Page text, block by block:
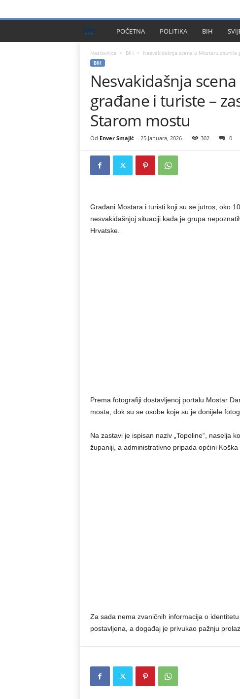
I
l
u
POČETNA POLITIKA BIH
Naslovnica BIH Nesvakidašnja scena u Mostaru
BIH
Nesvakidašnja
građane i turiste –
Starom mostu
Od Enver Smajić- 25 Januara, 2026 302 0
Građani Mostara i turisti koji su se jutros, oko
nesvakidašnjoj situaciji kada je grupa
Hrvatske.
Prema fotografiji dostavljenoj portalu Mostar
mosta, dok su se osobe koje su je donijele
Na zastavi je ispisan naziv „Topoline“, naselja
županiji, a administrativno pripada općini Koška
Za sada nema zvaničnih informacija o
postavljena, a događaj je privukao pažnju